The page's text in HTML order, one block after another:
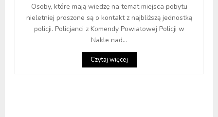
Osoby, które mają wiedzę na temat miejsca pobytu
nieletniej proszone są o kontakt z najbliższą jednostką
policji. Policjanci z Komendy Powiatowej Policji w
Nakle nad...
Czytaj więcej